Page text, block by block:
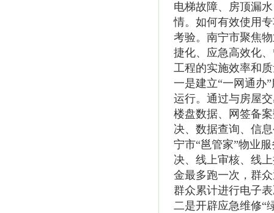
电梯故障、房顶漏
情。如何有效使用
考验。南宁市聚焦
捷化、应急高效化
工程的实施效率和
一是建立“一网通办
运行。通过与房屋
楼盘数据、网签备
决、数据查询、信
宁市“邕管家”物业
决、线上审核、线
金最多跑一次，群
群众累计进行电子
二是开辟应急维修“